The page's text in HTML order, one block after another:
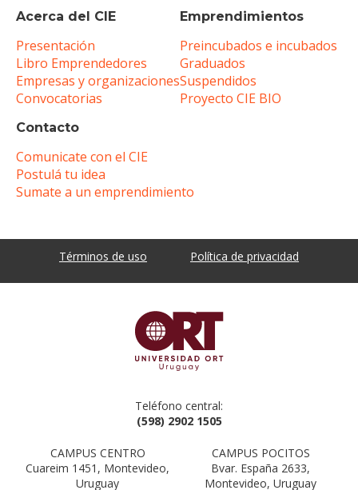
Acerca del CIE
Presentación
Libro Emprendedores
Empresas y organizaciones
Convocatorias
Emprendimientos
Preincubados e incubados
Graduados
Suspendidos
Proyecto CIE BIO
Contacto
Comunicate con el CIE
Postulá tu idea
Sumate a un emprendimiento
Términos de uso Política de privacidad
Teléfono central:
(598) 2902 1505
CAMPUS CENTRO
Cuareim 1451, Montevideo,
Uruguay
CAMPUS POCITOS
Bvar. España 2633,
Montevideo, Uruguay